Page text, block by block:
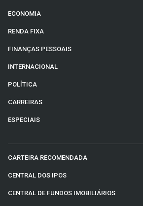
ECONOMIA
RENDA FIXA
FINANÇAS PESSOAIS
INTERNACIONAL
POLÍTICA
CARREIRAS
ESPECIAIS
CARTEIRA RECOMENDADA
CENTRAL DOS IPOS
CENTRAL DE FUNDOS IMOBILIÁRIOS